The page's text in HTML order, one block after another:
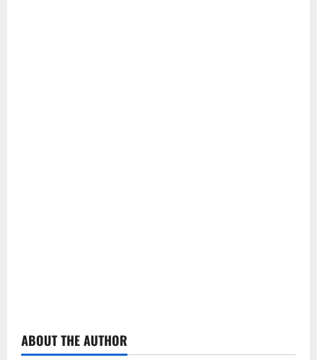
ABOUT THE AUTHOR